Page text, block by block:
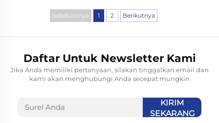
Sebelumnya 1 2 Berikutnya
Daftar Untuk Newsletter Kami
Jika Anda memiliki pertanyaan, silakan tinggalkan email dan
kami akan menghubungi Anda secepat mungkin
KIRIM
SEKARANG